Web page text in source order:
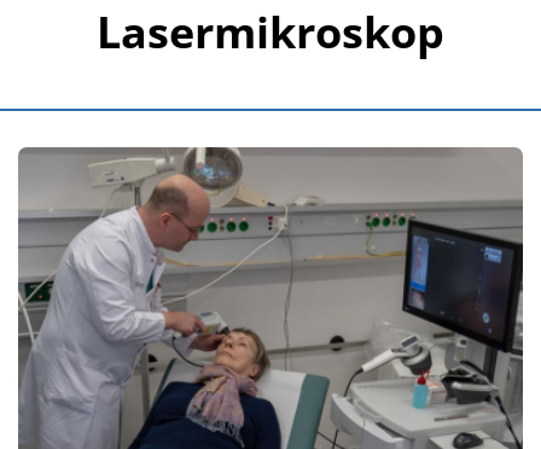
Lasermikroskop